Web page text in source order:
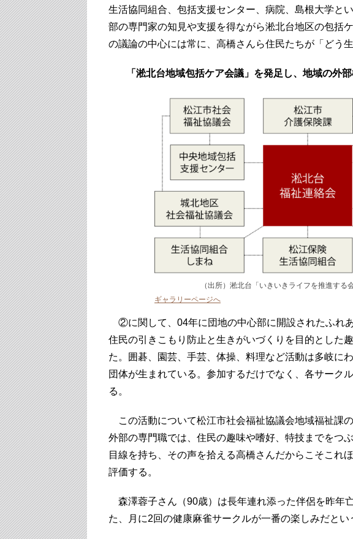
生活協同組合、包括支援センター、病院、島根大学と
部の専門家の知見や支援を得ながら淞北台地区の包括
の議論の中心には常に、高橋さんら住民たちが「どう
「淞北台地域包括ケア会議」を発足し、地域の外
（出所）淞北台「いきいきライフを推進する
ギャラリーページへ
②に関して、04年に団地の中心部に開設されたふれ
住民の引きこもり防止と生きがいづくりを目的とした
た。囲碁、園芸、手芸、体操、料理など活動は多岐に
団体が生まれている。参加するだけでなく、各サーク
る。
この活動について松江市社会福祉協議会地域福祉課
外部の専門職では、住民の趣味や嗜好、特技までをつ
目線を持ち、その声を拾える高橋さんだからこそこれ
評価する。
森澤蓉子さん（90歳）は長年連れ添った伴侶を昨年
た、月に2回の健康麻雀サークルが一番の楽しみだとい